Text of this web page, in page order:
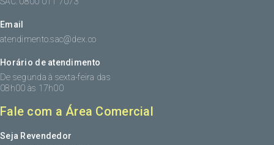
Email
atendimento.sac@dex.co
Horário de atendimento
De segunda à sexta-feira das
08h00 às 17h00
Fale com a Área Comercial
Seja Revendedor